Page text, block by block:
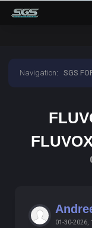
Navigation:SGS
01-30-2026,